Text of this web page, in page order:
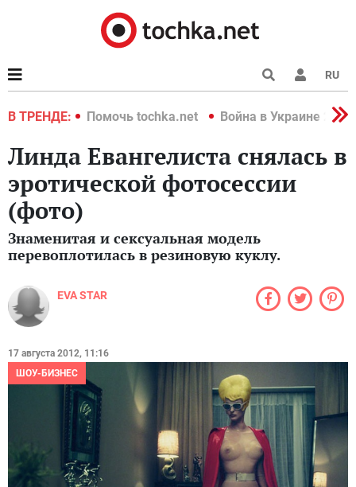
RU
В ТРЕНДЕ:
2022 Помочь tochka.net Война в Украине 2022
Линда Евангелиста снялась в
эротической фотосессии
(фото)
Знаменитая и сексуальная модель
перевоплотилась в резиновую куклу.
EVA STAR
17 августа 2012, 11:16
ШОУ-БИЗНЕС